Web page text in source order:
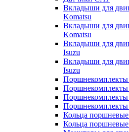
Вкладыши для
Komatsu
Вкладыши для
Komatsu
Вкладыши для
Isuzu
Вкладыши для
Isuzu
Поршнекомплекты
Поршнекомплекты
Поршнекомплекты
Поршнекомплекты
Кольца поршневые
Кольца поршневые